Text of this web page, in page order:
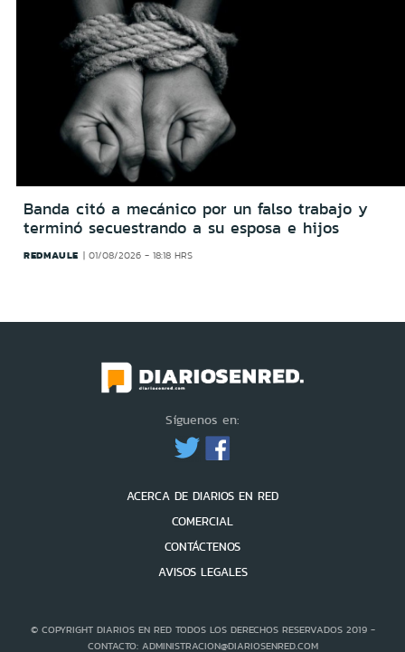
Banda citó a mecánico por un falso trabajo y
terminó secuestrando a su esposa e hijos
REDMAULE 01/08/2026 - 18:18 HRS
Síguenos en:
ACERCA DE DIARIOS EN RED
COMERCIAL
CONTÁCTENOS
AVISOS LEGALES
© COPYRIGHT DIARIOS EN RED TODOS LOS DERECHOS RESERVADOS 2019 -
CONTACTO: ADMINISTRACION@DIARIOSENRED.COM